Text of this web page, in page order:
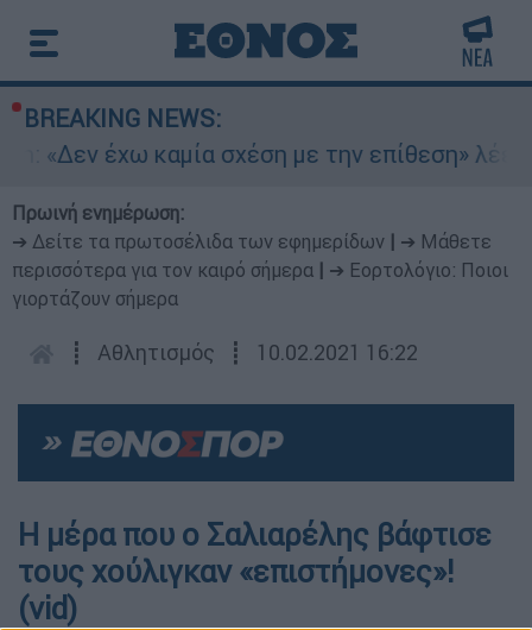
BREAKING NEWS:
«Δεν έχω καμία σχέση με την επίθεση» λέει
Πρωινή ενημέρωση:
➔ Δείτε τα πρωτοσέλιδα των εφημερίδων
➔ Μάθετε
περισσότερα για τον καιρό σήμερα
➔ Εορτολόγιο: Ποιοι
γιορτάζουν σήμερα
┋ Αθλητισμός ┋ 10.02.2021 16:22
Η μέρα που ο Σαλιαρέλης βάφτισε
τους χούλιγκαν «επιστήμονες»!
(vid)